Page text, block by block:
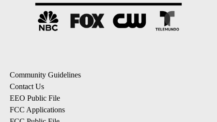
Community Guidelines
Contact Us
EEO Public File
FCC Applications